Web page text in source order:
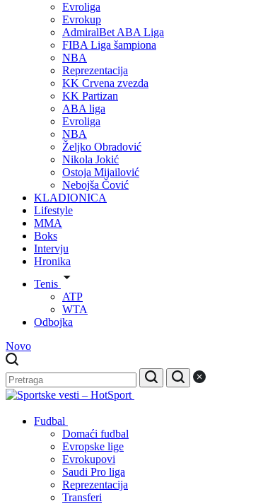
Evroliga
Evrokup
AdmiralBet ABA Liga
FIBA Liga šampiona
NBA
Reprezentacija
KK Crvena zvezda
KK Partizan
ABA liga
Evroliga
NBA
Željko Obradović
Nikola Jokić
Ostoja Mijailović
Nebojša Čović
KLADIONICA
Lifestyle
MMA
Boks
Intervju
Hronika
Tenis
ATP
WTA
Odbojka
Novo
Fudbal
Domaći fudbal
Evropske lige
Evrokupovi
Saudi Pro liga
Reprezentacija
Transferi